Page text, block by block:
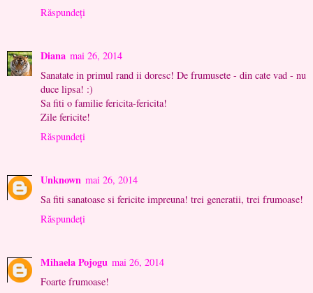
Răspundeți
Diana mai 26, 2014
Sanatate in primul rand ii doresc! De frumusete - din cate vad - nu
duce lipsa! :)
Sa fiti o familie fericita-fericita!
Zile fericite!
Răspundeți
Unknown mai 26, 2014
Sa fiti sanatoase si fericite impreuna! trei generatii, trei frumoase!
Răspundeți
Mihaela Pojogu mai 26, 2014
Foarte frumoase!